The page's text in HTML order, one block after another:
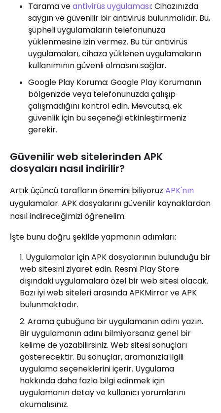
Tarama veantivirüs uygulaması: Cihazınızda
saygın ve güvenilir bir antivirüs bulunmalıdır. Bu,
şüpheli uygulamaların telefonunuza
yüklenmesine izin vermez. Bu tür antivirüs
uygulamaları, cihaza yüklenen uygulamaların
kullanımının güvenli olmasını sağlar.
Google Play Koruma: Google Play Korumanın
bölgenizde veya telefonunuzda çalışıp
çalışmadığını kontrol edin. Mevcutsa, ek
güvenlik için bu seçeneği etkinleştirmeniz
gerekir.
Güvenilir web sitelerinden APK
dosyaları nasıl indirilir?
Artık üçüncü tarafların önemini biliyoruz APK'nın
uygulamalar. APK dosyalarını güvenilir kaynaklardan
nasıl indireceğimizi öğrenelim.
İşte bunu doğru şekilde yapmanın adımları:
Uygulamalar için APK dosyalarının bulunduğu bir
web sitesini ziyaret edin. Resmi Play Store
dışındaki uygulamalara özel bir web sitesi olacak.
Bazı iyi web siteleri arasında APKMirror ve APK
bulunmaktadır.
Arama çubuğuna bir uygulamanın adını yazın.
Bir uygulamanın adını bilmiyorsanız genel bir
kelime de yazabilirsiniz. Web sitesi sonuçları
gösterecektir. Bu sonuçlar, aramanızla ilgili
uygulama seçeneklerini içerir. Uygulama
hakkında daha fazla bilgi edinmek için
uygulamanın detay ve kullanıcı yorumlarını
okumalısınız.